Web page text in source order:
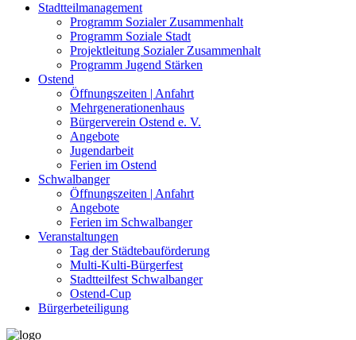
Stadtteilmanagement
Programm Sozialer Zusammenhalt
Programm Soziale Stadt
Projektleitung Sozialer Zusammenhalt
Programm Jugend Stärken
Ostend
Öffnungszeiten | Anfahrt
Mehrgenerationenhaus
Bürgerverein Ostend e. V.
Angebote
Jugendarbeit
Ferien im Ostend
Schwalbanger
Öffnungszeiten | Anfahrt
Angebote
Ferien im Schwalbanger
Veranstaltungen
Tag der Städtebauförderung
Multi-Kulti-Bürgerfest
Stadtteilfest Schwalbanger
Ostend-Cup
Bürgerbeteiligung